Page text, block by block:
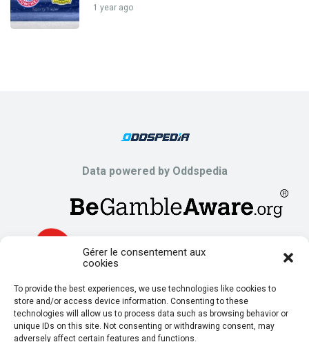
Gérer le consentement aux
cookies
To provide the best experiences, we use technologies like cookies to
store and/or access device information. Consenting to these
technologies will allow us to process data such as browsing behavior or
unique IDs on this site. Not consenting or withdrawing consent, may
adversely affect certain features and functions.
1 year ago
Data powered by Oddspedia